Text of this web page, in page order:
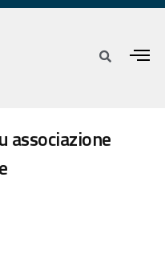
associazione